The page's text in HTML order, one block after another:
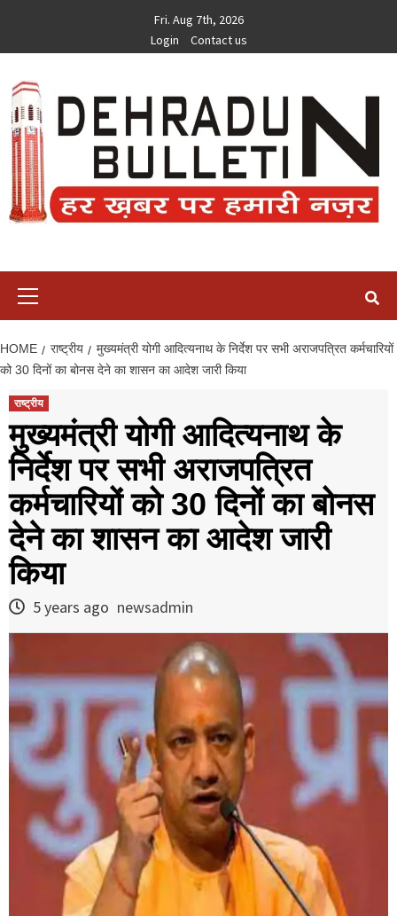
content
Fri. Aug 7th, 2026
Login
Contact us
HOME राष्ट्रीय
मुख्यमंत्री योगी आदित्यनाथ के निर्देश पर सभी अराजपत्रित कर्मचारियों
को 30 दिनों का बोनस देने का शासन का आदेश जारी किया
राष्ट्रीय
मुख्यमंत्री योगी आदित्यनाथ के
निर्देश पर सभी अराजपत्रित
कर्मचारियों को 30 दिनों का बोनस
देने का शासन का आदेश जारी
किया
5 years ago newsadmin